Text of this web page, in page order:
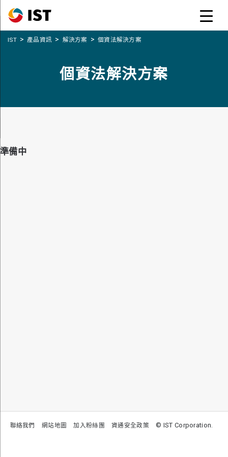
IST > 產品資訊 > 解決方案 > 個資法解決方案
個資法解決方案
準備中
聯絡我們 網站地圖 加入粉絲團 資通安全政策 © IST Corporation.